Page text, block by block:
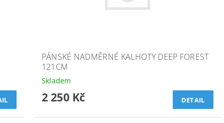
PÁNSKÉ NADMĚRNÉ KALHOTY DEEP FOREST
121CM
Skladem
2 250 Kč DETAIL